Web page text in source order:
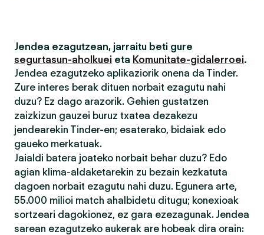
Jendea ezagutzean, jarraitu beti gure
segurtasun-aholkuei eta Komunitate-gidalerroei.
Jendea ezagutzeko aplikaziorik onena da Tinder.
Zure interes berak dituen norbait ezagutu nahi
duzu? Ez dago arazorik. Gehien gustatzen
zaizkizun gauzei buruz txatea dezakezu
jendearekin Tinder-en; esaterako, bidaiak edo
gaueko merkatuak.
Jaialdi batera joateko norbait behar duzu? Edo
agian klima-aldaketarekin zu bezain kezkatuta
dagoen norbait ezagutu nahi duzu. Egunera arte,
55.000 milioi match ahalbidetu ditugu; konexioak
sortzeari dagokionez, ez gara ezezagunak. Jendea
sarean ezagutzeko aukerak are hobeak dira orain: